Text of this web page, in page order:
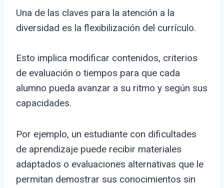
Una de las claves para la atención a la
diversidad es la flexibilización del currículo.
Esto implica modificar contenidos, criterios
de evaluación o tiempos para que cada
alumno pueda avanzar a su ritmo y según sus
capacidades.
Por ejemplo, un estudiante con dificultades
de aprendizaje puede recibir materiales
adaptados o evaluaciones alternativas que le
permitan demostrar sus conocimientos sin